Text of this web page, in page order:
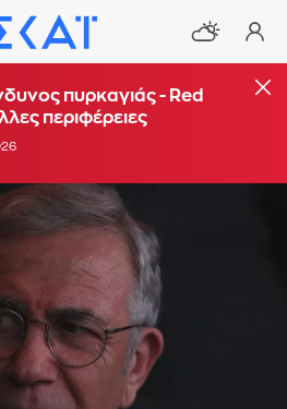
πυρκαγιάς - Red
περιφέρειες